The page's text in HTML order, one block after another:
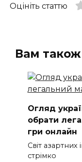
Оцініть статтю
Вам
Огляд
обрати
гри онлайн
Світ азартних
стрімко